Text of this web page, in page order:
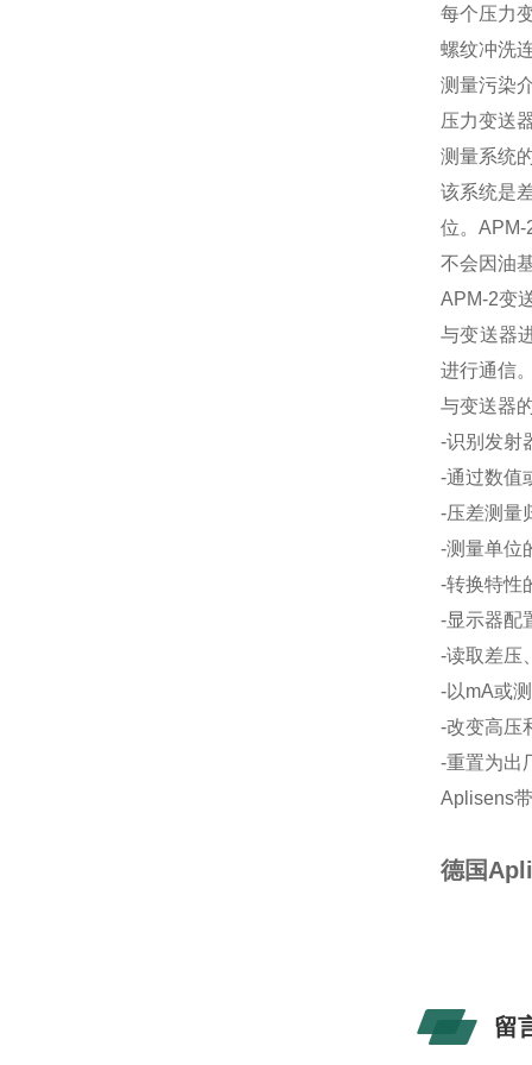
每个压力
螺纹冲洗
测量污染
压力变送
测量系统
该系统是
位。APM-
不会因油
APM-2变
与变送器
进行通信
与变送器
-识别发射
-通过数值
-压差测量
-测量单位
-转换特性
-显示器配
-读取差压
-以mA或
-改变高压
-重置为出
Aplisens
德国
留